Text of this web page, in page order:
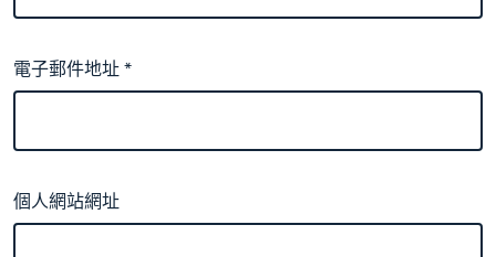
電子郵件地址*
個人網站網址